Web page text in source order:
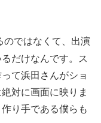
ではなくて、出演
だけなんです。ス
て浜田さんがショ
対に画面に映りま
り手である僕らも